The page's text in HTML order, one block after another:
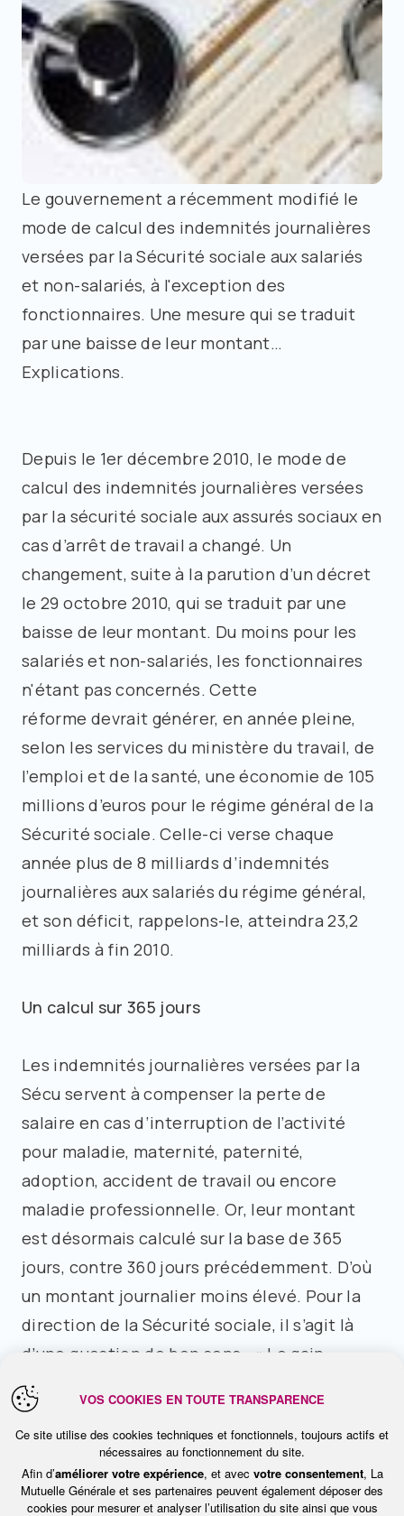
Le gouvernement a récemment modifié le
mode de calcul des indemnités journalières
versées par la Sécurité sociale aux salariés
et non-salariés, à l'exception des
fonctionnaires. Une mesure qui se traduit
par une baisse de leur montant…
Explications.
Depuis le 1er décembre 2010, le mode de
calcul des indemnités journalières versées
par la sécurité sociale aux assurés sociaux en
cas d’arrêt de travail a changé. Un
changement, suite à la parution d’un décret
le 29 octobre 2010, qui se traduit par une
baisse de leur montant. Du moins pour les
salariés et non-salariés, les fonctionnaires
n'étant pas concernés. Cette
réforme devrait générer, en année pleine,
selon les services du ministère du travail, de
l’emploi et de la santé, une économie de 105
millions d’euros pour le régime général de la
Sécurité sociale. Celle-ci verse chaque
année plus de 8 milliards d’indemnités
journalières aux salariés du régime général,
et son déficit, rappelons-le, atteindra 23,2
milliards à fin 2010.
Un calcul sur 365 jours
Les indemnités journalières versées par la
Sécu servent à compenser la perte de
salaire en cas d’interruption de l’activité
pour maladie, maternité, paternité,
adoption, accident de travail ou encore
maladie professionnelle. Or, leur montant
est désormais calculé sur la base de 365
jours, contre 360 jours précédemment. D’où
un montant journalier moins élevé. Pour la
direction de la Sécurité sociale, il s’agit là
d’une question de bon sens : « Le gain
journalier servant au calcul de l’indemnité
journalière de la Sécurité sociale était
calculé sur la base de 360 jours, alors même
que l’IJSS était due pour chaque jour
calendaire (article L.323-1 du code de la
VOS COOKIES EN TOUTE TRANSPARENCE
Ce site utilise des cookies techniques et fonctionnels, toujours actifs et
nécessaires au fonctionnement du site.
Afin d’améliorer votre expérience, et avec votre consentement, La
Mutuelle Générale et ses partenaires peuvent également déposer des
cookies pour mesurer et analyser l’utilisation du site ainsi que vous